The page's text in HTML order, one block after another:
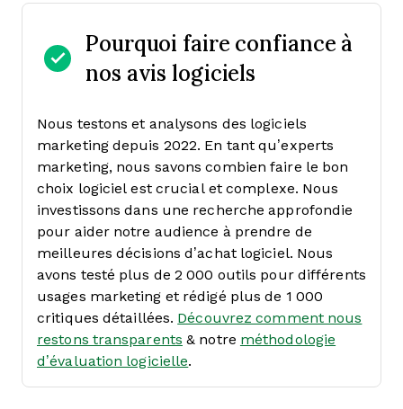
Pourquoi faire confiance à
nos avis logiciels
Nous testons et analysons des logiciels
marketing depuis 2022. En tant qu’experts
marketing, nous savons combien faire le bon
choix logiciel est crucial et complexe. Nous
investissons dans une recherche approfondie
pour aider notre audience à prendre de
meilleures décisions d’achat logiciel. Nous
avons testé plus de 2 000 outils pour différents
usages marketing et rédigé plus de 1 000
critiques détaillées. Découvrez comment nous
restons transparents & notre méthodologie
d’évaluation logicielle.